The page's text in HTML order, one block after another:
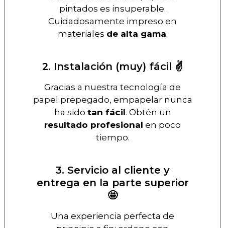
pintados es insuperable.
Cuidadosamente impreso en
materiales de alta gama.
2. Instalación (muy) fácil ✌️
Gracias a nuestra tecnología de
papel prepegado, empapelar nunca
ha sido tan fácil. Obtén un
resultado profesional en poco
tiempo.
3. Servicio al cliente y
entrega en la parte superior
🤩
Una experiencia perfecta de